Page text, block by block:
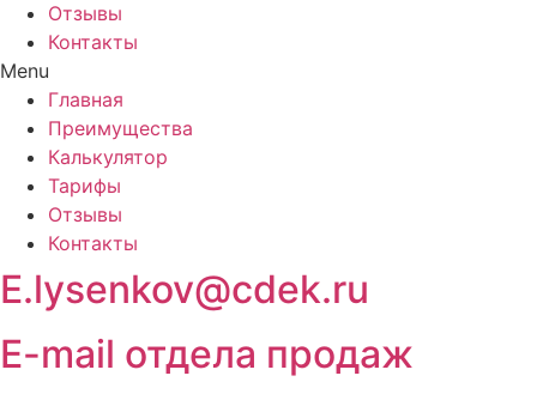
Отзывы
Контакты
Menu
Главная
Преимущества
Калькулятор
Тарифы
Отзывы
Контакты
E.lysenkov@cdek.ru
E-mail отдела продаж